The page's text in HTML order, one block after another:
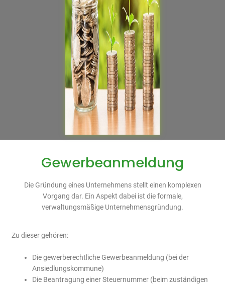
Gewerbeanmeldung
Die Gründung eines Unternehmens stellt einen komplexen
Vorgang dar. Ein Aspekt dabei ist die formale,
verwaltungsmäßige Unternehmensgründung.
Zu dieser gehören:
Die gewerberechtliche Gewerbeanmeldung (bei der
Ansiedlungskommune)
Die Beantragung einer Steuernummer (beim zuständigen